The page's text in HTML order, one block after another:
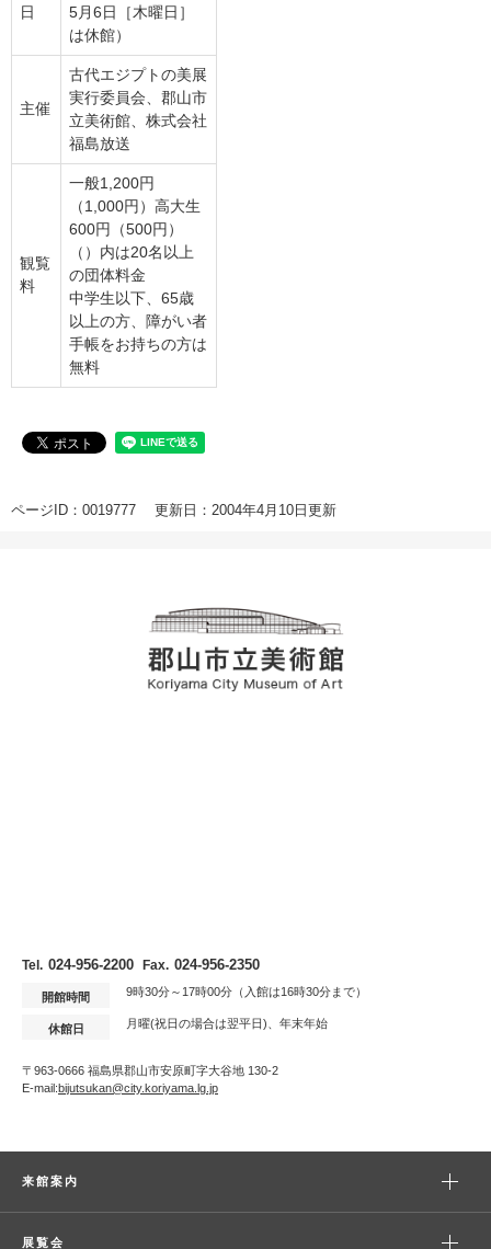
日
5月6日［木曜日］
は休館）
主催
古代エジプトの美展
実行委員会、郡山市
立美術館、株式会社
福島放送
観覧
料
一般1,200円
（1,000円）高大生
600円（500円）
（）内は20名以上
の団体料金
中学生以下、65歳
以上の方、障がい者
手帳をお持ちの方は
無料
ページID：0019777 更新日：2004年4月10日更新
Tel. 024-956-2200 Fax. 024-956-2350
開館時間 9時30分～17時00分（入館は16時30分まで）
休館日 月曜(祝日の場合は翌平日)、年末年始
〒963-0666 福島県郡山市安原町字大谷地 130-2
E-mail:bijutsukan@city.koriyama.lg.jp
来館案内
展覧会